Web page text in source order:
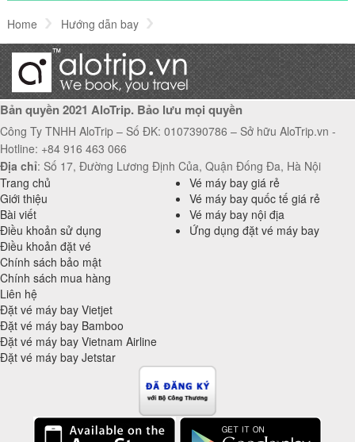
Home Hướng dẫn bay
Cách đặt mua vé máy bay Vietnam Airlines qua mạng nhanh chóng
Bản quyền 2021 AloTrip. Bảo lưu mọi quyền
Công Ty TNHH AloTrip – Số ĐK: 0107390786 – Sở hữu AloTrip.vn -
Hotline: +84 916 463 066
Địa chỉ: Số 17, Đường Lương Định Của, Quận Đống Đa, Hà Nội
Trang chủ
Giới thiệu
Bài viết
Điều khoản sử dụng
Điều khoản đặt vé
Chính sách bảo mật
Chính sách mua hàng
Liên hệ
Vé máy bay giá rẻ
Vé máy bay quốc tế giá rẻ
Vé máy bay nội địa
Ứng dụng đặt vé máy bay
Đặt vé máy bay Vietjet
Đặt vé máy bay Bamboo
Đặt vé máy bay Vietnam Airline
Đặt vé máy bay Jetstar